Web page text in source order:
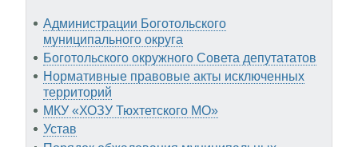
Администрации Боготольского
муниципального округа
Боготольского окружного Совета депутататов
Нормативные правовые акты исключенных
территорий
МКУ «ХОЗУ Тюхтетского МО»
Устав